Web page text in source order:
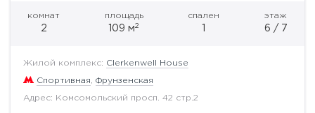
комнат
2
площадь
109 м2
спален
1
этаж
6 / 7
Жилой комплекс: Clerkenwell House
Спортивная Фрунзенская
Адрес: Комсомольский просп. 42 стр.2